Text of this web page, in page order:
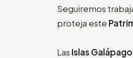
Seguiremos
proteja este
Las Islas